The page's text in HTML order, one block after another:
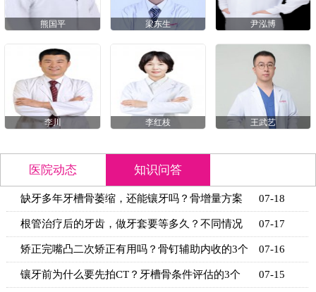
熊国平 梁东生 尹泓博
李川 李红枝 王武艺
医院动态 知识问答
缺牙多年牙槽骨萎缩，还能镶牙吗？骨增量方案
+适用条
07-18
根管治疗后的牙齿，做牙套要等多久？不同情况
的等待时
07-17
矫正完嘴凸二次矫正有用吗？骨钉辅助内收的3个
关键条
07-16
镶牙前为什么要先拍CT？牙槽骨条件评估的3个 07-15